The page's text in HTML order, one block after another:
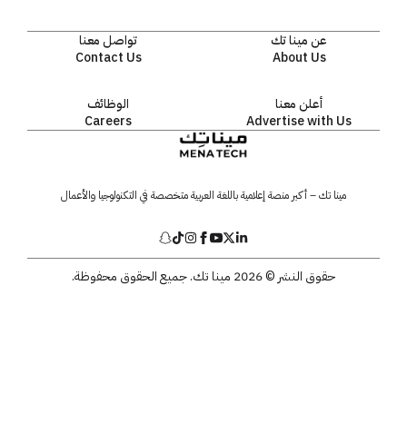
عن مينا تك
About Us
تواصل معنا
Contact Us
أعلن معنا
Advertise with Us
الوظائف
Careers
مينا تك – أكبر منصة إعلامية باللغة العربية متخصصة في التكنولوجيا والأعمال
حقوق النشر © 2026 مينا تك. جميع الحقوق محفوظة.